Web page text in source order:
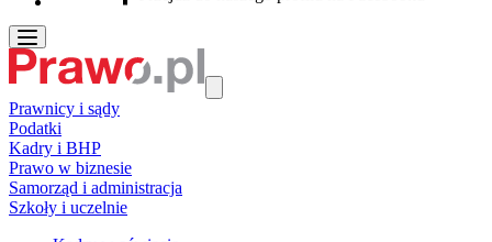
Prawnicy i sądy
Podatki
Kadry i BHP
Prawo w biznesie
Samorząd i administracja
Szkoły i uczelnie